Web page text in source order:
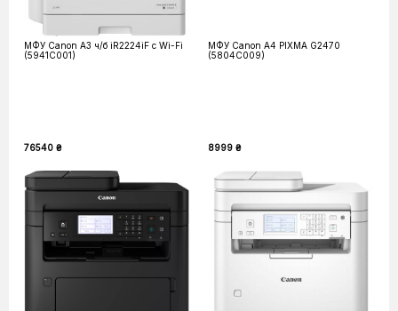
МФУ Canon А3 ч/б iR2224iF c Wi-Fi
(5941C001)
76540 ₴
МФУ Canon А4 PIXMA G2470
(5804C009)
8999 ₴